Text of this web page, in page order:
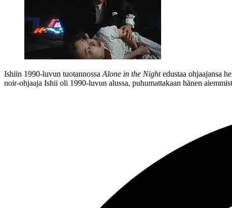
Ishiin 1990‑luvun tuotannossa Alone in the Nightedustaa ohjaajansa
noir-ohjaaja Ishii oli 1990‑luvun alussa, puhumattakaan hänen